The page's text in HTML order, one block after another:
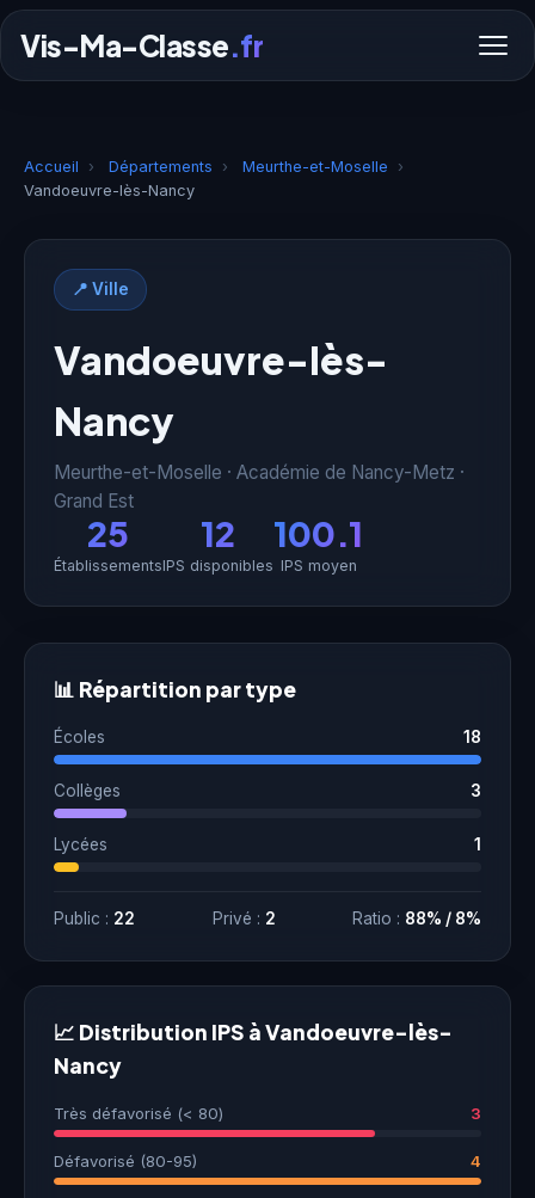
Vis-Ma-Classe.fr
Accueil › Départements › Meurthe-et-Moselle
›
Vandoeuvre-lès-Nancy
📍 Ville
Vandoeuvre-lès-
Nancy
Meurthe-et-Moselle · Académie de Nancy-Metz ·
Grand Est
25
Établissements
12
IPS disponibles
100.1
IPS moyen
📊 Répartition par type
Écoles 18
Collèges 3
Lycées 1
Public : 22 Privé : 2 Ratio : 88% / 8%
📈 Distribution IPS à Vandoeuvre-lès-
Nancy
Très défavorisé (< 80) 3
Défavorisé (80-95) 4